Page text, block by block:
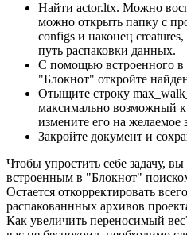
Найти actor.ltx. Можно
можно открыть папку с
configs и наконец
путь распаковки данных.
С помощью встроенного в
"Блокнот" откройте
Отыщите строку
максимально возможный к
измените его на желаемое
Закройте документ и
Чтобы упростить себе задачу,
встроенным в "Блокнот"
Остается откорректировать
распакованнных архивов
Как увеличить переносимый